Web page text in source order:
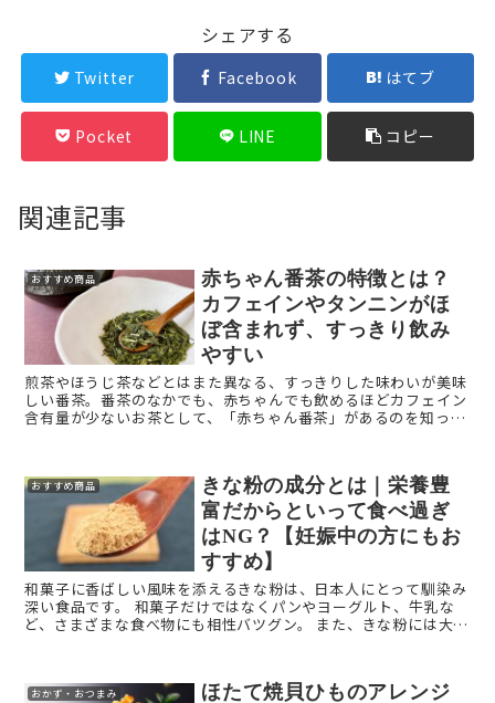
シェアする
Twitter Facebook はてブ
Pocket LINE コピー
関連記事
おすすめ商品
赤ちゃん番茶の特徴とは？
カフェインやタンニンがほ
ぼ含まれず、すっきり飲み
やすい
煎茶やほうじ茶などとはまた異なる、すっきりした味わいが美味
しい番茶。番茶のなかでも、赤ちゃんでも飲めるほどカフェイン
含有量が少ないお茶として、「赤ちゃん番茶」があるのを知って
おすすめ商品
きな粉の成分とは｜栄養豊
富だからといって食べ過ぎ
はNG？【妊娠中の方にもお
すすめ】
和菓子に香ばしい風味を添えるきな粉は、日本人にとって馴染み
深い食品です。 和菓子だけではなくパンやヨーグルト、牛乳な
ど、さまざまな食べ物にも相性バツグン。 また、きな粉には大豆
おかず・おつまみ
ほたて焼貝ひものアレンジ